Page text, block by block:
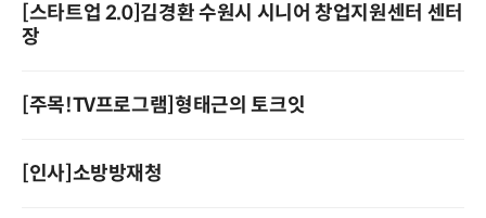
[스타트업 2.0]김경환 수원시 시니어 창업지원센터 센터
장
[주목!TV프로그램]형태근의 토크잇
[인사]소방방재청